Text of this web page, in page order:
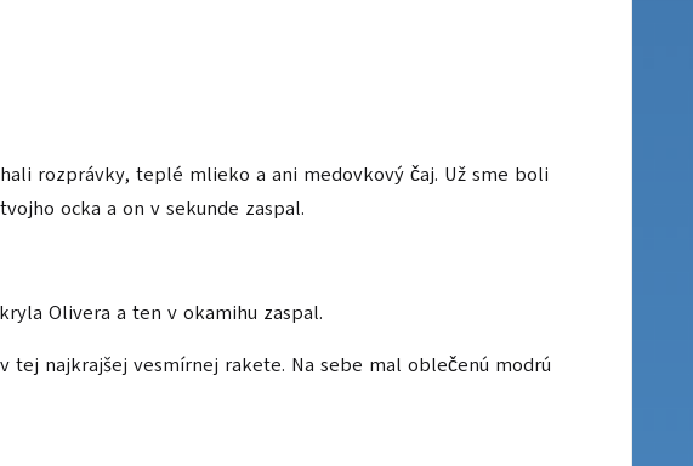
rozprávky, teplé mlieko a ani medovkový čaj. Už sme boli
ocka a on v sekunde zaspal.
Olivera a ten v okamihu zaspal.
tej najkrajšej vesmírnej rakete. Na sebe mal oblečenú modrú